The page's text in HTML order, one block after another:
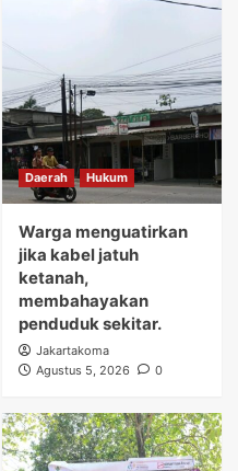
Daerah Hukum
Warga menguatirkan
jika kabel jatuh
ketanah,
membahayakan
penduduk sekitar.
Jakartakoma
Agustus 5, 2026
0